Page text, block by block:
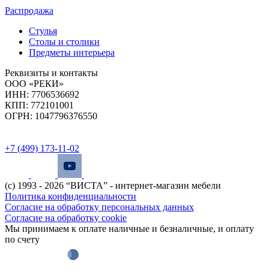
Распродажа
Стулья
Столы и столики
Предметы интерьера
Реквизиты и контакты
ООО «РЕКИ»
ИНН: 7706536692
КПП: 772101001
ОГРН: 1047796376550
+7 (499) 173-11-02
(с) 1993 - 2026 “ВИСТА” - интернет-магазин мебели
Политика конфиденциальности
Согласие на обработку персональных данных
Согласие на обработку cookie
Мы принимаем к оплате наличные и безналичные, и оплату
по счету